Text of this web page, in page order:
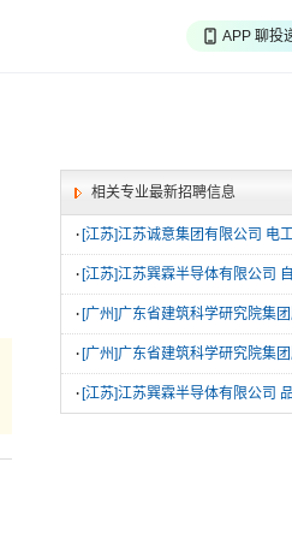
APP 聊投
相关专业最新招聘信息
· [江苏]江苏诚意集团有限公司 电
· [江苏]江苏巽霖半导体有限公司
· [广州]广东省建筑科学研究院集团
· [广州]广东省建筑科学研究院集团
· [江苏]江苏巽霖半导体有限公司